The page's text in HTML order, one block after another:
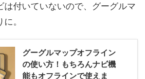
は付いていないので、グーグルマ
。
グーグルマップオフライン
の使い方！もちろんナビ機
能もオフラインで使えま